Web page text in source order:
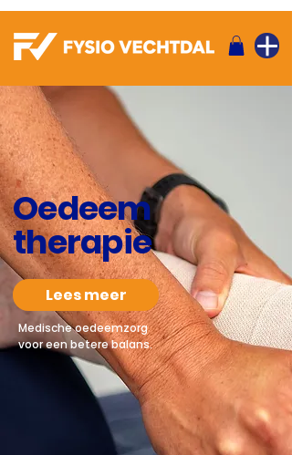
Oedeem
therapie
Lees meer
Medische oedeemzorg
voor een betere balans.